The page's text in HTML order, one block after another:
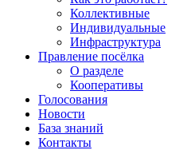
Коллективные
Индивидуальные
Инфраструктура
Правление посёлка
О разделе
Кооперативы
Голосования
Новости
База знаний
Контакты